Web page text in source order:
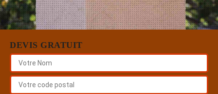
DEVIS GRATUIT